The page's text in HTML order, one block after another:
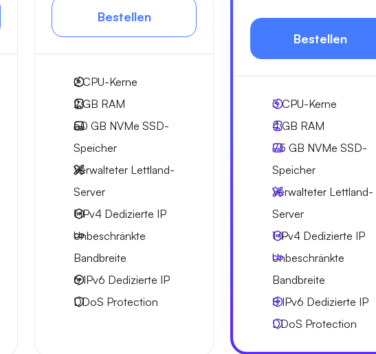
Bestellen
2CPU-Kerne
2 GB RAM
50 GB NVMe SSD-
Speicher
Verwalteter Lettland-
Server
1 IPv4 Dedizierte IP
Unbeschränkte
Bandbreite
6 IPv6 Dedizierte IP
DDoS Protection
Bestellen
3CPU-Kerne
4 GB RAM
75 GB NVMe SSD-
Speicher
Verwalteter Lettland-
Server
1 IPv4 Dedizierte IP
Unbeschränkte
Bandbreite
8 IPv6 Dedizierte IP
DDoS Protection